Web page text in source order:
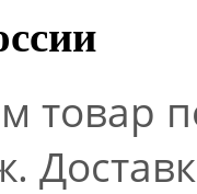
товар